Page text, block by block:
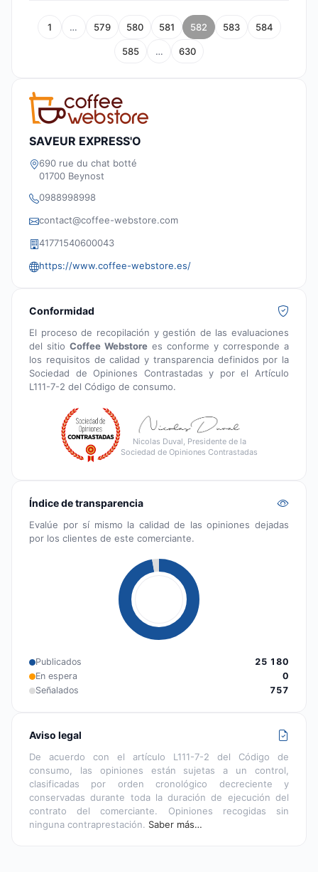
1 … 579 580 581 582 583 584
585 … 630
SAVEUR EXPRESS'O
690 rue du chat botté
01700 Beynost
0988998998
contact@coffee-webstore.com
41771540600043
https://www.coffee-webstore.es/
Conformidad
El proceso de recopilación y gestión de las evaluaciones
del sitio Coffee Webstore es conforme y corresponde a
los requisitos de calidad y transparencia definidos por la
Sociedad de Opiniones Contrastadas y por el Artículo
L111-7-2 del Código de consumo.
Nicolas Duval, Presidente de la
Sociedad de Opiniones Contrastadas
Índice de transparencia
Evalúe por sí mismo la calidad de las opiniones dejadas
por los clientes de este comerciante.
Publicados
25 180
En espera
0
Señalados
757
Aviso legal
De acuerdo con el artículo L111-7-2 del Código de
consumo, las opiniones están sujetas a un control,
clasificadas por orden cronológico decreciente y
conservadas durante toda la duración de ejecución del
contrato del comerciante. Opiniones recogidas sin
ninguna contraprestación. Saber más…